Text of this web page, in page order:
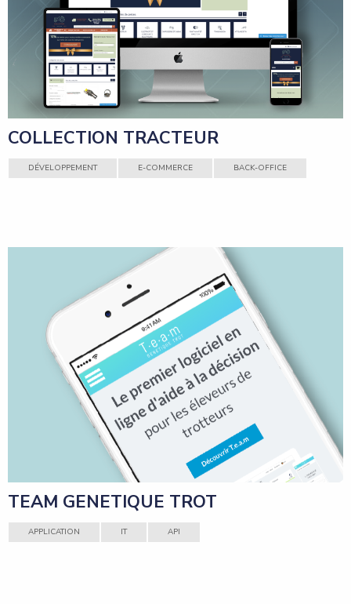
COLLECTION TRACTEUR
DÉVELOPPEMENT E-COMMERCE BACK-OFFICE
TEAM GENETIQUE TROT
APPLICATION IT API